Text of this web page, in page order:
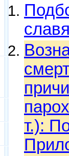
т.):